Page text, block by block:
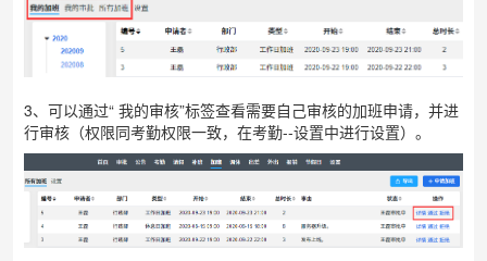
3、可以通过“ 我的审核”标签查看需要自己审核的加班申请，并进
行审核（权限同考勤权限一致，在考勤--设置中进行设置）。